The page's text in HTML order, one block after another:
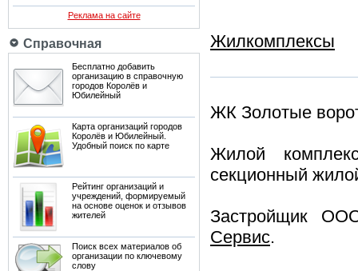
Реклама на сайте
Справочная
Бесплатно добавить
организацию в справочную
городов Королёв и
Юбилейный
Карта организаций городов
Королёв и Юбилейный.
Удобный поиск по карте
Рейтинг организаций и
учреждений, формируемый
на основе оценок и отзывов
жителей
Поиск всех материалов об
организации по ключевому
слову
Жилкомплексы
ЖК Золотые
Жилой
секционный
Застройщик
Сервис.